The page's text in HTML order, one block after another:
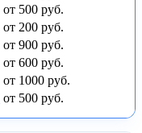
от 500 руб.
от 200 руб.
от 900 руб.
от 600 руб.
от 1000 руб.
от 500 руб.